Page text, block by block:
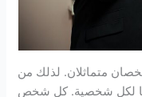
متماثلان. لذلك من
لكل شخصية. كل شخص